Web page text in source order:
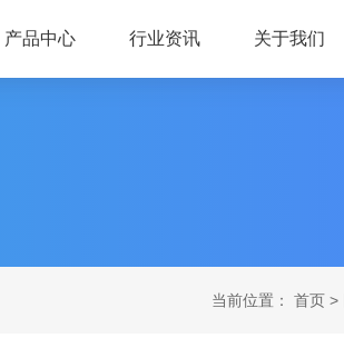
产品中心 行业资讯 关于我们
当前位置： 首页>